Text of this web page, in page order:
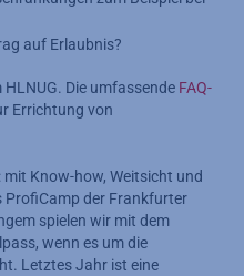
auf Erlaubnis?
Die umfassende FAQ-
Errichtung von
Know-how, Weitsicht und
der Frankfurter
spielen wir mit dem
wenn es um die
Letztes Jahr ist eine